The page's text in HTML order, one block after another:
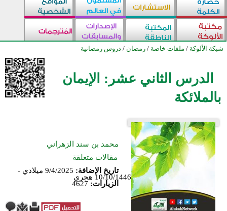
شبكة الألوكة / ملفات خاصة / رمضان / دروس رمضانية
الدرس الثاني عشر: الإيمان
بالملائكة
محمد بن سند الزهراني
مقالات متعلقة
تاريخ الإضافة:
9/4/2025 ميلادي -
10/10/1446 هجري
الزيارات: 4627